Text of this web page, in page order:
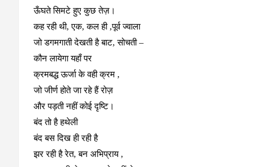
ऊँघते सिमटे हुए कुछ तेज़।
कह रही थी, एक, कल ही ,पूर्व ज्वाला
जो डगमगाती देखती है बाट, सोचती –
कौन लायेगा यहाँ पर
क्रमबद्ध ऊर्जा के वही क्रम ,
जो जीर्ण होते जा रहे हैं रोज़
और पड़ती नहीं कोई दृष्टि।
बंद तो है हथेली
बंद बस दिख ही रही है
झर रही है रेत, बन अभिप्राय ,